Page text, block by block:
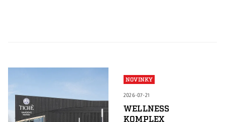
NOVINKY
2026-07-21
WELLNESS
KOMPLEX